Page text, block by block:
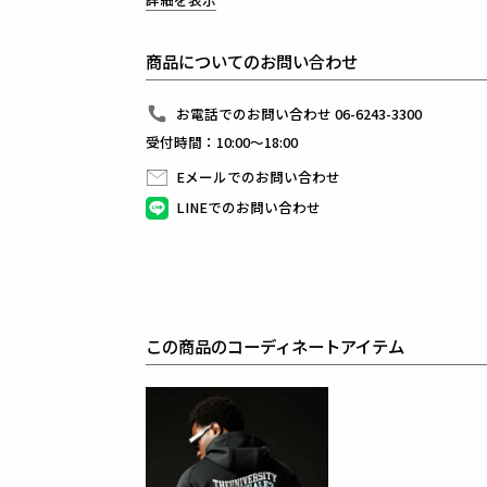
両裾には、113 SPORT専用に開発された
圧倒的な高級感と確かなホールド感を演出します。
本モデルを象徴する刺繍には、熟練の刺繍職人による
一枚一枚の手作業が施され、
ディテールの隅々にまで温もりと品格が宿ります。
まさに、伝統と革新が融合した1着。
素材には、SDGs PROJECTの一環として開発された
再生極細糸とハイパーストレッチ糸をプレーティング
ECO高機能合繊素材を採用。
完全ノンストレスな着心地と、吸水速乾、UVカット
極上のディテールワークへと昇華されました。
触れた瞬間に伝わる素材の格。
それは、機能美とクラフトマンシップの結晶です。
COUTURE JERSEY
商品についてのお問い合わせ
お電話でのお問い合わせ 06-6243-3300
受付時間：10:00～18:00
Eメールでのお問い合わせ
LINEでのお問い合わせ
この商品のコーディネートアイテム